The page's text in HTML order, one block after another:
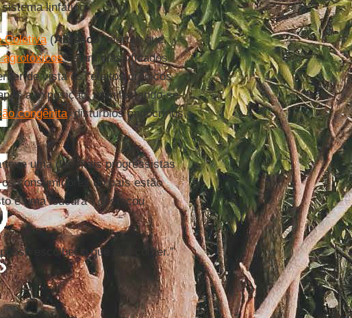
linfático.
Coletiva(Abrasco) alertou que,
agrotóxicossejam classificados
de vista os “efeitos crônicos
a exposição, manifestando-se
congênita, distúrbios endócrinos,
uma das mais progressistas
consumidores do país estão
é uma loucura”, destacou
escolher o que vou comer.”